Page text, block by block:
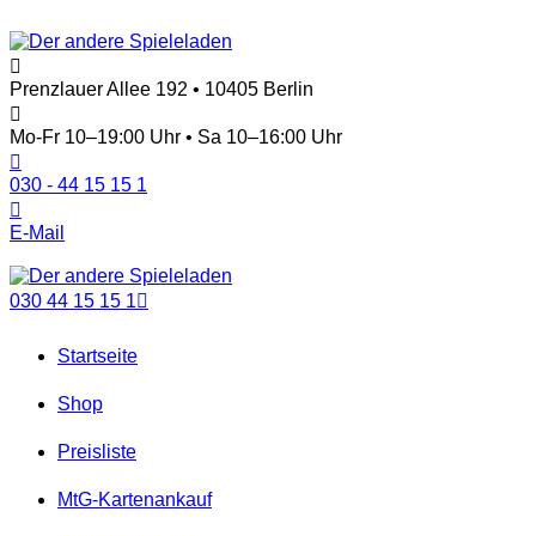
Prenzlauer Allee 192 • 10405 Berlin
Mo-Fr 10–19:00 Uhr • Sa 10–16:00 Uhr
030 - 44 15 15 1
E-Mail
030 44 15 15 1
Startseite
Shop
Preisliste
MtG-Kartenankauf